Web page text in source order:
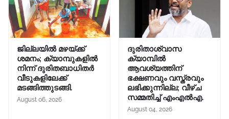
ജില്ലയിൽ മഴയ്ക്ക്
ശമനം; ക്യാമ്പുകളിൽ
നിന്ന് ദുരിതബാധിതർ
വീടുകളിലേക്ക്
മടങ്ങിത്തുടങ്ങി.
August 06, 2026
ദുരിതാശ്വാസ
ക്യാമ്പിൽ
ആവശ്യത്തിന്
ഭക്ഷണവും വസ്ത്രവും
ലഭിക്കുന്നില്ല; വീഴ്ച
സമ്മതിച്ച് എംഎൽഎ.
August 04, 2026